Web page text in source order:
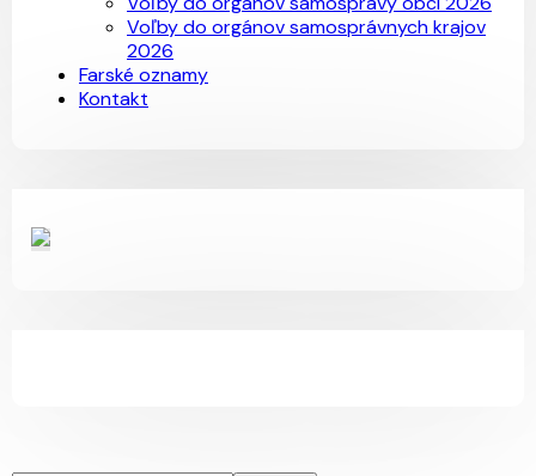
Voľby do orgánov samosprávnych krajov
2026
Farské oznamy
Kontakt